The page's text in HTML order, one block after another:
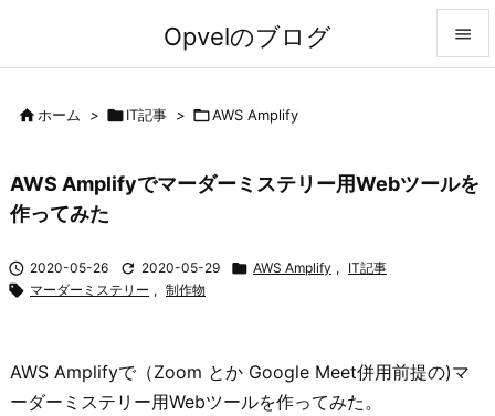
Opvelのブログ 

ホーム > IT記事 > AWS Amplify
AWS Amplifyでマーダーミステリー用Webツールを
作ってみた
 2020-05-26  2020-05-29  AWS Amplify , IT記事
 マーダーミステリー , 制作物
AWS Amplifyで（Zoom とか Google Meet併用前提の)マ
ーダーミステリー用Webツールを作ってみた。